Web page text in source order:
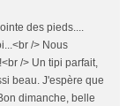
des pieds....
/> Nous
/> Un tipi parfait,
beau. J'espère que
dimanche, belle